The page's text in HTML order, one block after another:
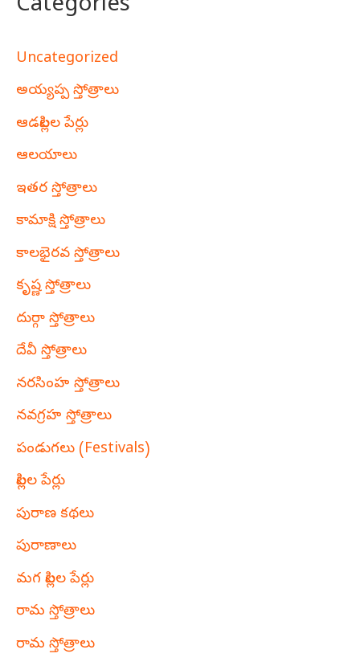
Categories
Uncategorized
అయ్యప్ప స్తోత్రాలు
ఆడపిల్లల పేర్లు
ఆలయాలు
ఇతర స్తోత్రాలు
కామాక్షి స్తోత్రాలు
కాలభైరవ స్తోత్రాలు
కృష్ణ స్తోత్రాలు
దుర్గా స్తోత్రాలు
దేవీ స్తోత్రాలు
నరసింహ స్తోత్రాలు
నవగ్రహ స్తోత్రాలు
పండుగలు (Festivals)
పిల్లల పేర్లు
పురాణ కథలు
పురాణాలు
మగ పిల్లల పేర్లు
రామ స్తోత్రాలు
రామ స్తోత్రాలు